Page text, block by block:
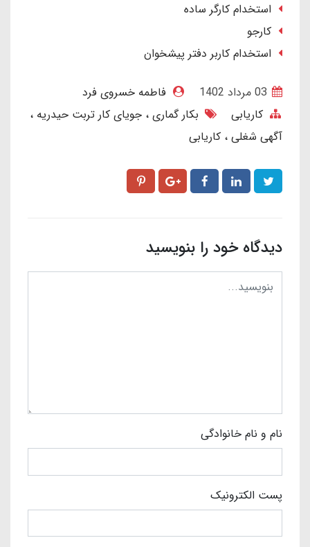
استخدام کارگر ساده
کارجو
استخدام کاربر دفتر پیشخوان
فاطمه خسروی فرد
کاریابی
بکار گماری جویای کار تربت حیدریه
آگهی شغلی کاریابی
دیدگاه خود را بنویسید
نام و نام خانوادگی
پست الکترونیک